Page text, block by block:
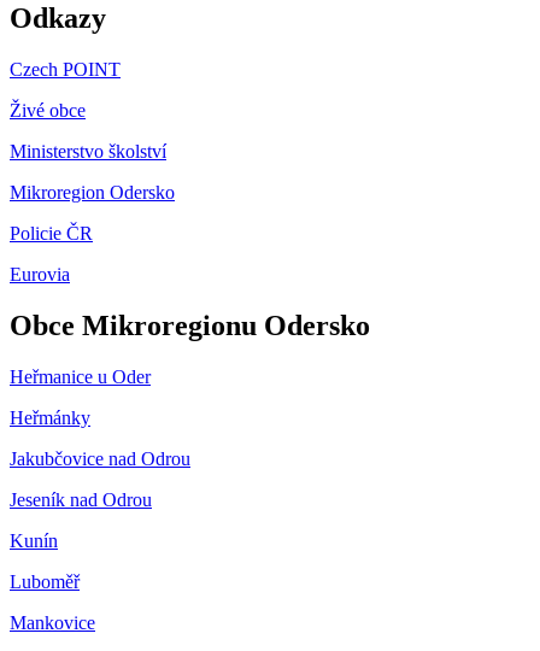
Odkazy
Czech POINT
Živé obce
Ministerstvo školství
Mikroregion Odersko
Policie ČR
Eurovia
Obce Mikroregionu Odersko
Heřmanice u Oder
Heřmánky
Jakubčovice nad Odrou
Jeseník nad Odrou
Kunín
Luboměř
Mankovice